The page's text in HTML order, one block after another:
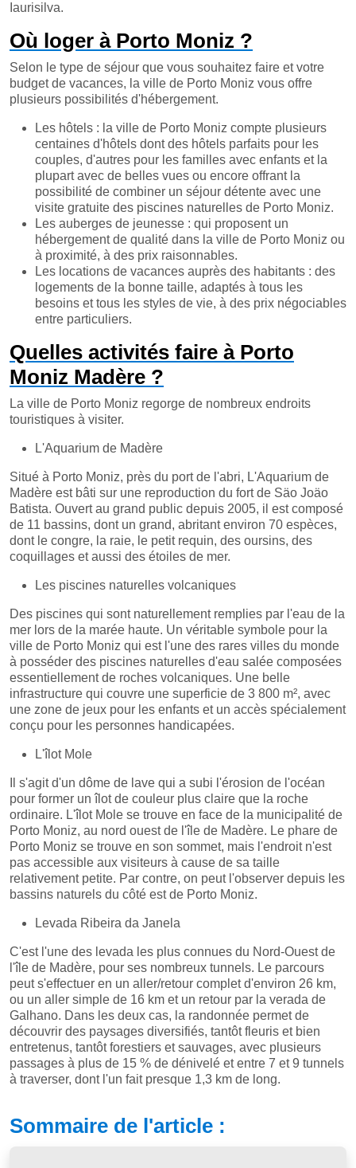
Iaurisilva.
Où loger à Porto Moniz ?
Selon le type de séjour que vous souhaitez faire et votre
budget de vacances, la ville de Porto Moniz vous offre
plusieurs possibilités d'hébergement.
Les hôtels : la ville de Porto Moniz compte plusieurs
centaines d'hôtels dont des hôtels parfaits pour les
couples, d'autres pour les familles avec enfants et la
plupart avec de belles vues ou encore offrant la
possibilité de combiner un séjour détente avec une
visite gratuite des piscines naturelles de Porto Moniz.
Les auberges de jeunesse : qui proposent un
hébergement de qualité dans la ville de Porto Moniz ou
à proximité, à des prix raisonnables.
Les locations de vacances auprès des habitants : des
logements de la bonne taille, adaptés à tous les
besoins et tous les styles de vie, à des prix négociables
entre particuliers.
Quelles activités faire à Porto
Moniz Madère ?
La ville de Porto Moniz regorge de nombreux endroits
touristiques à visiter.
L'Aquarium de Madère
Situé à Porto Moniz, près du port de l'abri, L'Aquarium de
Madère est bâti sur une reproduction du fort de Säo Joäo
Batista. Ouvert au grand public depuis 2005, il est composé
de 11 bassins, dont un grand, abritant environ 70 espèces,
dont le congre, la raie, le petit requin, des oursins, des
coquillages et aussi des étoiles de mer.
Les piscines naturelles volcaniques
Des piscines qui sont naturellement remplies par l'eau de la
mer lors de la marée haute. Un véritable symbole pour la
ville de Porto Moniz qui est l'une des rares villes du monde
à posséder des piscines naturelles d'eau salée composées
essentiellement de roches volcaniques. Une belle
infrastructure qui couvre une superficie de 3 800 m², avec
une zone de jeux pour les enfants et un accès spécialement
conçu pour les personnes handicapées.
L'îlot Mole
Il s'agit d'un dôme de lave qui a subi l'érosion de l'océan
pour former un îlot de couleur plus claire que la roche
ordinaire. L'îlot Mole se trouve en face de la municipalité de
Porto Moniz, au nord ouest de l'île de Madère. Le phare de
Porto Moniz se trouve en son sommet, mais l'endroit n'est
pas accessible aux visiteurs à cause de sa taille
relativement petite. Par contre, on peut l'observer depuis les
bassins naturels du côté est de Porto Moniz.
Levada Ribeira da Janela
C'est l'une des levada les plus connues du Nord-Ouest de
l'île de Madère, pour ses nombreux tunnels. Le parcours
peut s'effectuer en un aller/retour complet d'environ 26 km,
ou un aller simple de 16 km et un retour par la verada de
Galhano. Dans les deux cas, la randonnée permet de
découvrir des paysages diversifiés, tantôt fleuris et bien
entretenus, tantôt forestiers et sauvages, avec plusieurs
passages à plus de 15 % de dénivelé et entre 7 et 9 tunnels
à traverser, dont l'un fait presque 1,3 km de long.
Sommaire de l'article :